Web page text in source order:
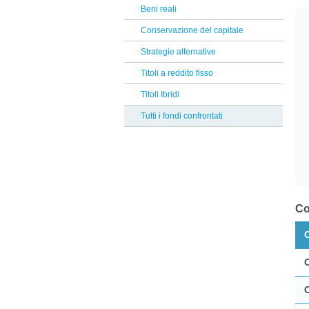
Reclami Assicurativi
Reclami Servizio di Investimento
Albermarle
Jupiter
Symphonia SGR
Corner
Oddo Meriten
Natixis
Beni reali
Conservazione del capitale
Strategie alternative
Titoli a reddito fisso
Titoli Ibridi
Tutti i fondi confrontati